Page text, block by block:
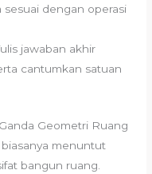
sesuai dengan operasi
jawaban akhir
cantumkan satuan
Geometri Ruang
menuntut
bangun ruang.